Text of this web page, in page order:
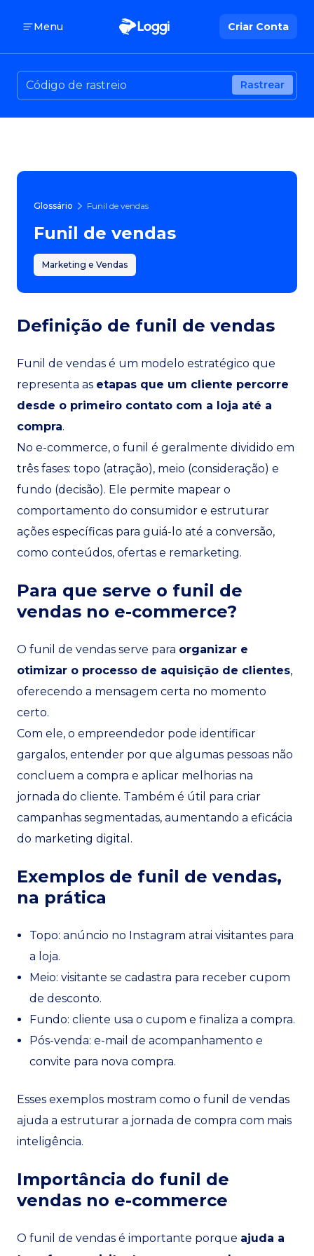
Menu Criar Conta
Rastrear
Glossário Funil de vendas
Funil de vendas
Marketing e Vendas
Definição de funil de vendas
Funil de vendas é um modelo estratégico que
representa as etapas que um cliente percorre
desde o primeiro contato com a loja até a
compra.
No e-commerce, o funil é geralmente dividido em
três fases: topo (atração), meio (consideração) e
fundo (decisão). Ele permite mapear o
comportamento do consumidor e estruturar
ações específicas para guiá-lo até a conversão,
como conteúdos, ofertas e remarketing.
Para que serve o funil de
vendas no e-commerce?
O funil de vendas serve para organizar e
otimizar o processo de aquisição de clientes,
oferecendo a mensagem certa no momento
certo.
Com ele, o empreendedor pode identificar
gargalos, entender por que algumas pessoas não
concluem a compra e aplicar melhorias na
jornada do cliente. Também é útil para criar
campanhas segmentadas, aumentando a eficácia
do marketing digital.
Exemplos de funil de vendas,
na prática
Topo: anúncio no Instagram atrai visitantes para
a loja.
Meio: visitante se cadastra para receber cupom
de desconto.
Fundo: cliente usa o cupom e finaliza a compra.
Pós-venda: e-mail de acompanhamento e
convite para nova compra.
Esses exemplos mostram como o funil de vendas
ajuda a estruturar a jornada de compra com mais
inteligência.
Importância do funil de
vendas no e-commerce
O funil de vendas é importante porque ajuda a